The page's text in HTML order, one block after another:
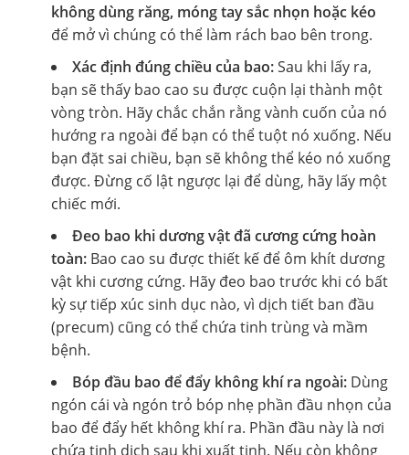
không dùng răng, móng tay sắc nhọn hoặc kéo
để mở vì chúng có thể làm rách bao bên trong.
Xác định đúng chiều của bao:Sau khi lấy ra,
bạn sẽ thấy bao cao su được cuộn lại thành một
vòng tròn. Hãy chắc chắn rằng vành cuốn của nó
hướng ra ngoài để bạn có thể tuột nó xuống. Nếu
bạn đặt sai chiều, bạn sẽ không thể kéo nó xuống
được. Đừng cố lật ngược lại để dùng, hãy lấy một
chiếc mới.
Đeo bao khi dương vật đã cương cứng hoàn
toàn:Bao cao su được thiết kế để ôm khít dương
vật khi cương cứng. Hãy đeo bao trước khi có bất
kỳ sự tiếp xúc sinh dục nào, vì dịch tiết ban đầu
(precum) cũng có thể chứa tinh trùng và mầm
bệnh.
Bóp đầu bao để đẩy không khí ra ngoài:Dùng
ngón cái và ngón trỏ bóp nhẹ phần đầu nhọn của
bao để đẩy hết không khí ra. Phần đầu này là nơi
chứa tinh dịch sau khi xuất tinh. Nếu còn không